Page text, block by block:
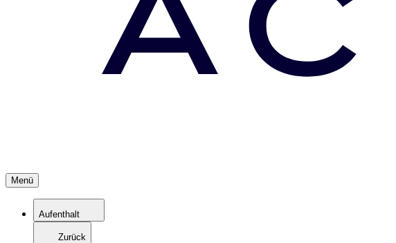
Menü
Aufenthalt
Zurück